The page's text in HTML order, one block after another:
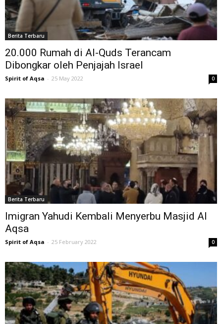
Berita Terbaru
20.000 Rumah di Al-Quds Terancam
Dibongkar oleh Penjajah Israel
Spirit of Aqsa - 25 May 2022 0
Berita Terbaru
Imigran Yahudi Kembali Menyerbu Masjid Al
Aqsa
Spirit of Aqsa - 25 February 2022 0